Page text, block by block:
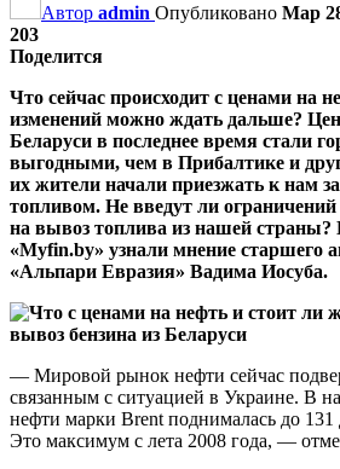
Автор admin Опубликовано Мар
203
Поделится
Что сейчас происходит с ценами на
изменений можно ждать дальше?
Беларуси в последнее время стали
выгодными, чем в Прибалтике и
их жители начали приезжать к нам
топливом. Не введут ли
на вывоз топлива из нашей страны?
«Myfin.by» узнали мнение старшего
«Альпари Евразия» Вадима Иосуба.
— Мировой рынок нефти сейчас
связанным с ситуацией в Украине. В
нефти марки Brent поднималась до 131
Это максимум с лета 2008 года, —